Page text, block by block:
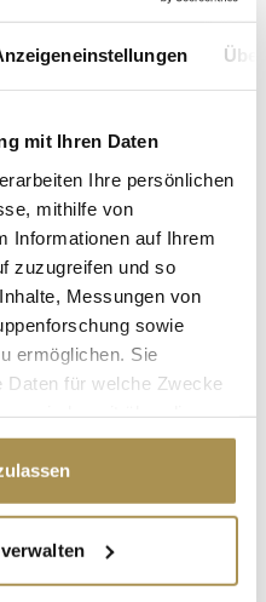
mit Ihren Daten
Ihre persönlichen
mithilfe von
Informationen auf Ihrem
zuzugreifen und so
Messungen von
sowie
ermöglichen. Sie
Daten für welche Zwecke
auf das Privacy
geografische Lage
Meter genau sein